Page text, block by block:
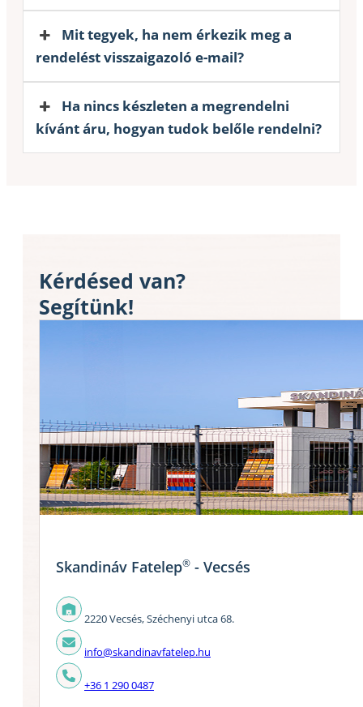
Mit tegyek, ha nem érkezik meg a
rendelést visszaigazoló e-mail?
Ha nincs készleten a megrendelni
kívánt áru, hogyan tudok belőle rendelni?
Kérdésed van?
Segítünk!
Skandináv Fatelep® - Vecsés
2220 Vecsés, Széchenyi utca 68.
info@skandinavfatelep.hu
+36 1 290 0487